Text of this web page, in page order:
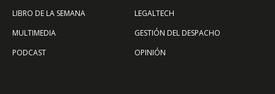
LIBRO DE LA SEMANA
MULTIMEDIA
PODCAST
LEGALTECH
GESTIÓN DEL DESPACHO
OPINIÓN